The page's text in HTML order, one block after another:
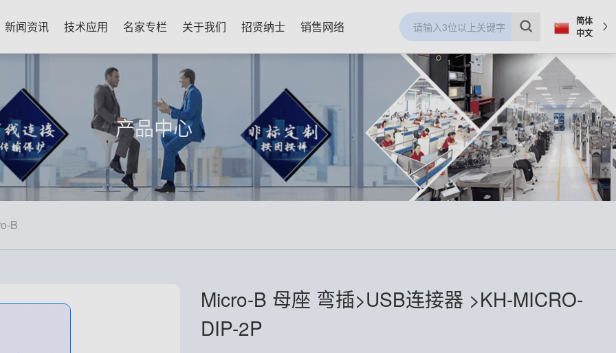
新闻资讯 技术应用 名家专栏 关于我们 招贤纳士 销售网络
简体
中文
产品中心
B
Micro-B 母座 弯插>USB连接器 >KH-MICRO-
DIP-2P